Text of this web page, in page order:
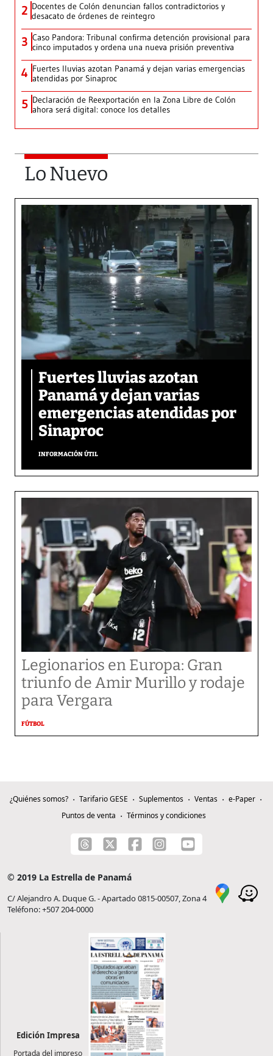
2 Docentes de Colón denuncian fallos contradictorios y
desacato de órdenes de reintegro
3 Caso Pandora: Tribunal confirma detención provisional para
cinco imputados y ordena una nueva prisión preventiva
4 Fuertes lluvias azotan Panamá y dejan varias emergencias
atendidas por Sinaproc
5 Declaración de Reexportación en la Zona Libre de Colón
ahora será digital: conoce los detalles
Lo Nuevo
Fuertes lluvias azotan
Panamá y dejan varias
emergencias atendidas por
Sinaproc
INFORMACIÓN ÚTIL
Legionarios en Europa: Gran
triunfo de Amir Murillo y rodaje
para Vergara
FÚTBOL
¿Quiénes somos? Tarifario GESE Suplementos Ventas
e-Paper
Puntos de venta
Términos y condiciones
© 2019 La Estrella de Panamá
C/ Alejandro A. Duque G. - Apartado 0815-00507, Zona 4
Teléfono: +507 204-0000
Edición Impresa
Portada del impreso